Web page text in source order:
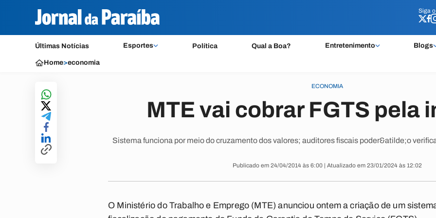
Siga o
Últimas Notícias Esportes Política Qual a Boa? Entretenimento Blogs
Siga o
Home>economia
ECONOMIA
MTE vai cobrar FGTS pela
Sistema funciona por meio do cruzamento dos valores; auditores fiscais poder&atilde;o
Publicado em 24/04/2014 às 6:00 | Atualizado em 23/01/2024 às 12:02
O Ministério do Trabalho e Emprego (MTE) anunciou ontem a criação de um